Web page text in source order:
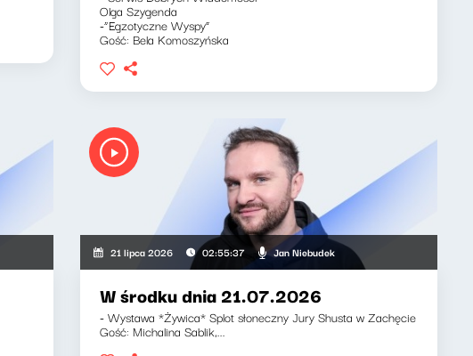
Olga Szygenda
-“Egzotyczne Wyspy”
Gość: Bela Komoszyńska
21 lipca 2026 02:55:37 Jan Niebudek
W środku dnia 21.07.2026
- Wystawa *Żywica* Splot słoneczny Jury Shusta w Zachęcie
Gość: Michalina Sablik,...